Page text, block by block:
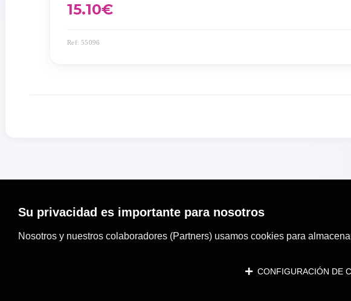
15.10€
Ref: 55096
Su privacidad es importante para nosotros
Nosotros y nuestros colaboradores (Partners) usamos cookies para
CONFIGURACIÓN DE